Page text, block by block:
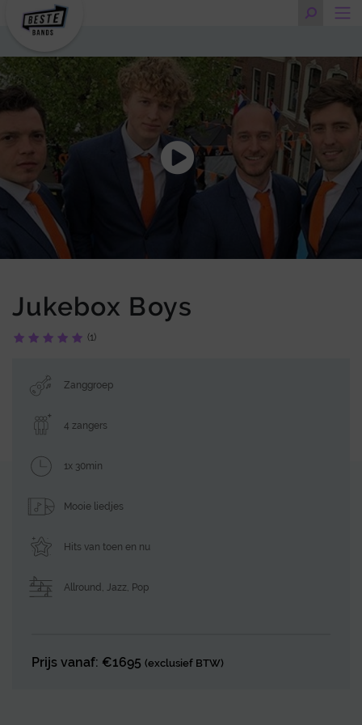
Jukebox Boys
(1)
Zanggroep
4 zangers
1x 30min
Mooie liedjes
Hits van toen en nu
Allround , Jazz, Pop
Prijs vanaf: €1695 (exclusief BTW)